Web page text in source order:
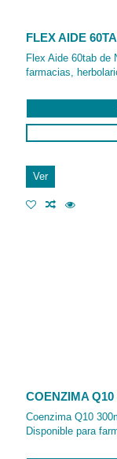
FLEX AIDE
Flex Aide 60tab de
farmacias,
Ver
COENZIMA
Coenzima Q10
Disponible para